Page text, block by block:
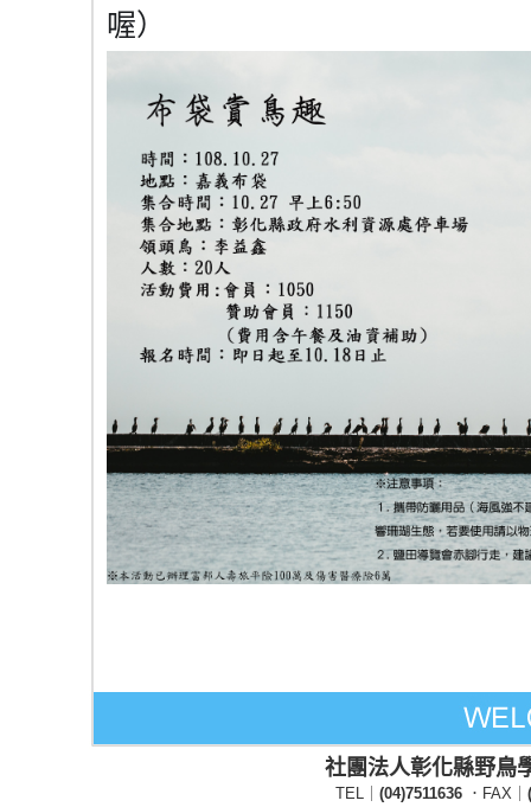
喔）
社團法人彰化縣野鳥
TEL｜ (04)7511636 ．FAX｜